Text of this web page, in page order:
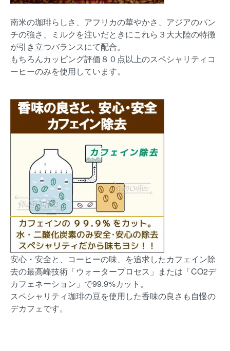
南米の珈琲らしさ、アフリカの華やかさ、アジアのパン
チの強さ、ミルクを注いだときにこれら３大大陸の特徴
が引き立つバランスにて配合。
もちろんカッピング評価８０点以上のスペシャリティコ
ーヒーのみを使用しています。
安心・安全と、コーヒーの味、を追求したカフェイン除
去の最高峰技術「ウォータープロセス」または「CO2デ
カフェネーション」で99.9%カット。
スペシャリティ珈琲の豆を使用した香味の良さも自慢の
デカフェです。